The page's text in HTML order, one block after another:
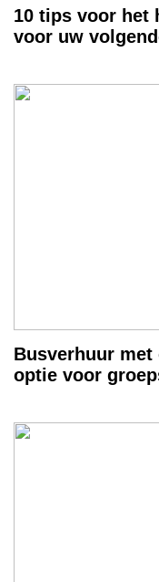
10 tips voor het
voor uw
Busverhuur
optie voor